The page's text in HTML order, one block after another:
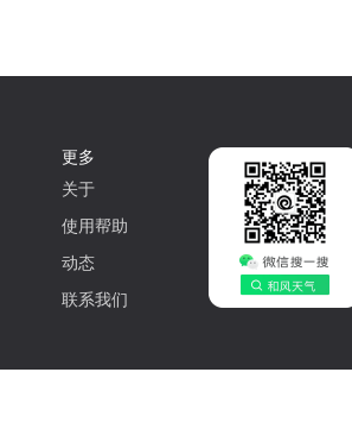
更多
关于
使用帮助
动态
联系我们